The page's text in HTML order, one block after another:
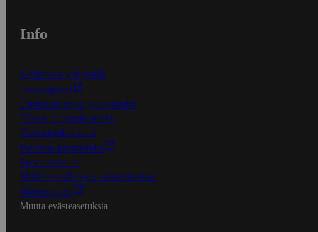
Info
S-Business yrityksille
Oiva-raportit
Osuuskauppojen yhteystiedot
Tilaus- ja toimitusehdot
Tietosuojakäytäntö
Palvelun käyttöehdot
Saavutettavuus
Mobiilisovelluksen saavutettavuus
Mainostajalle
Muuta evästeasetuksia